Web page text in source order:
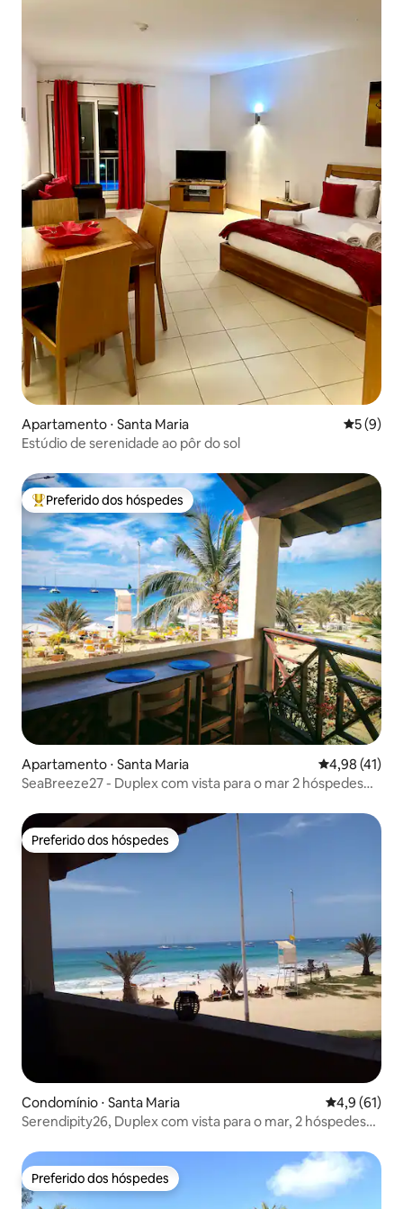
Apartamento ⋅ Santa Maria 5 de
5 (9)
Estúdio de serenidade ao pôr do sol
Entre os melhores preferidos dos hóspedes
Preferido dos hóspedes
Apartamento ⋅ Santa Maria 4,98 de uma
4,98 (41)
SeaBreeze27 - Duplex com vista para o mar 2 hóspedes
Preferido dos hóspedes
Preferido dos hóspedes
Condomínio ⋅ Santa Maria 4,9 de uma
4,9 (61)
Serendipity26, Duplex com vista para o mar, 2 hóspedes
Preferido dos hóspedes
Preferido dos hóspedes